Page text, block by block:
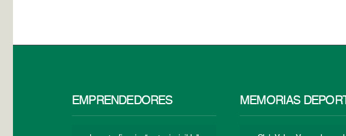
EMPRENDEDORES MEMORIAS